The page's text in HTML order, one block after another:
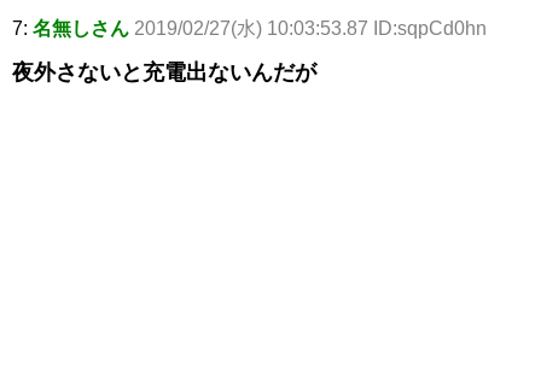
7: 名無しさん 2019/02/27(水) 10:03:53.87 ID:sqpCd0hn
夜外さないと充電出ないんだが